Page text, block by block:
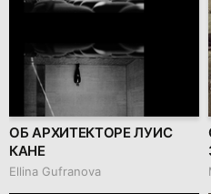
ОБ АРХИТЕКТОРЕ ЛУИС
КАНЕ
Ellina Gufranova